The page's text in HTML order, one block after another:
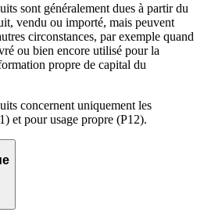
sont généralement dues à partir du
vendu ou importé, mais peuvent
circonstances, par exemple quand
ou bien encore utilisé pour la
propre de capital du
concernent uniquement les
et pour usage propre (P12).